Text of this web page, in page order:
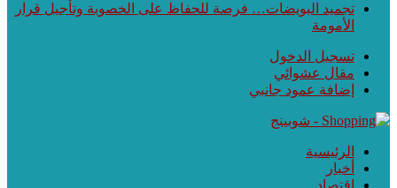
تجميد البويضات… فرصة للحفاظ على الخصوبة وتأجيل قرار
الأمومة
تسجيل الدخول
مقال عشوائي
إضافة عمود جانبي
الرئيسية
أخبار
اقتصاد